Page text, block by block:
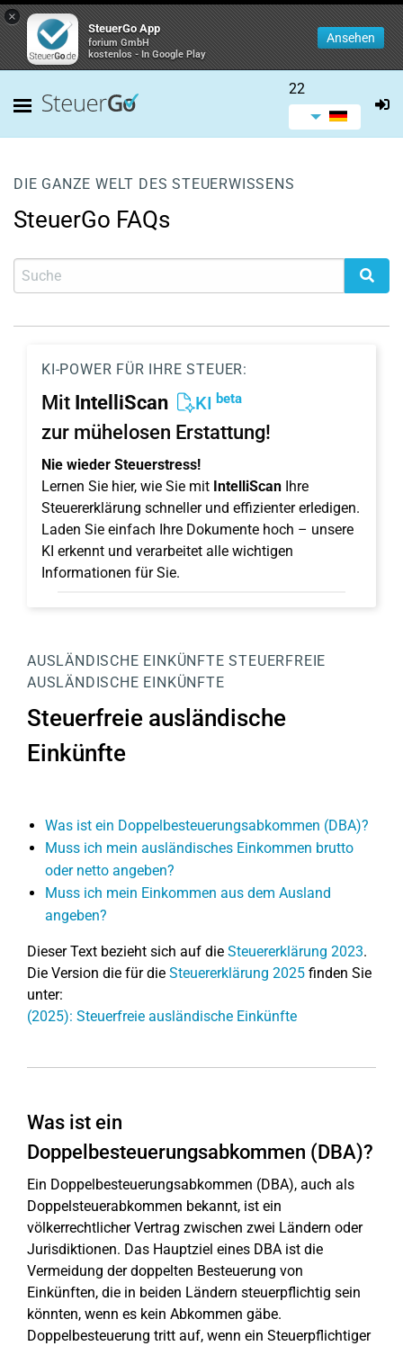
×
SteuerGo App
forium GmbH
kostenlos - In Google Play
Ansehen
22
DIE GANZE WELT DES STEUERWISSENS
SteuerGo FAQs
KI-POWER FÜR IHRE STEUER:
Mit IntelliScan KI beta
zur mühelosen Erstattung!
Nie wieder Steuerstress!
Lernen Sie hier, wie Sie mit IntelliScan Ihre
Steuererklärung schneller und effizienter erledigen.
Laden Sie einfach Ihre Dokumente hoch – unsere
KI erkennt und verarbeitet alle wichtigen
Informationen für Sie.
AUSLÄNDISCHE EINKÜNFTE STEUERFREIE
AUSLÄNDISCHE EINKÜNFTE
Steuerfreie ausländische
Einkünfte
Was ist ein Doppelbesteuerungsabkommen (DBA)?
Muss ich mein ausländisches Einkommen brutto
oder netto angeben?
Muss ich mein Einkommen aus dem Ausland
angeben?
Dieser Text bezieht sich auf die Steuererklärung 2023.
Die Version die für die Steuererklärung 2025 finden Sie
unter:
(2025): Steuerfreie ausländische Einkünfte
Was ist ein
Doppelbesteuerungsabkommen (DBA)?
Ein Doppelbesteuerungsabkommen (DBA), auch als
Doppelsteuerabkommen bekannt, ist ein
völkerrechtlicher Vertrag zwischen zwei Ländern oder
Jurisdiktionen. Das Hauptziel eines DBA ist die
Vermeidung der doppelten Besteuerung von
Einkünften, die in beiden Ländern steuerpflichtig sein
könnten, wenn es kein Abkommen gäbe.
Doppelbesteuerung tritt auf, wenn ein Steuerpflichtiger